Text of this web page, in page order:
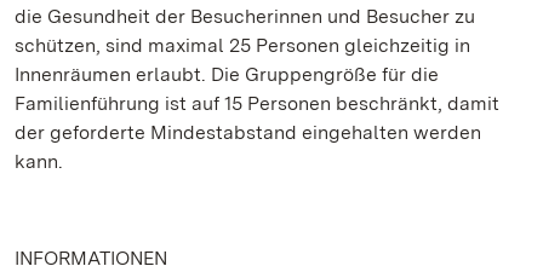
die Gesundheit der Besucherinnen und Besucher zu
schützen, sind maximal 25 Personen gleichzeitig in
Innenräumen erlaubt. Die Gruppengröße für die
Familienführung ist auf 15 Personen beschränkt, damit
der geforderte Mindestabstand eingehalten werden
kann.
INFORMATIONEN